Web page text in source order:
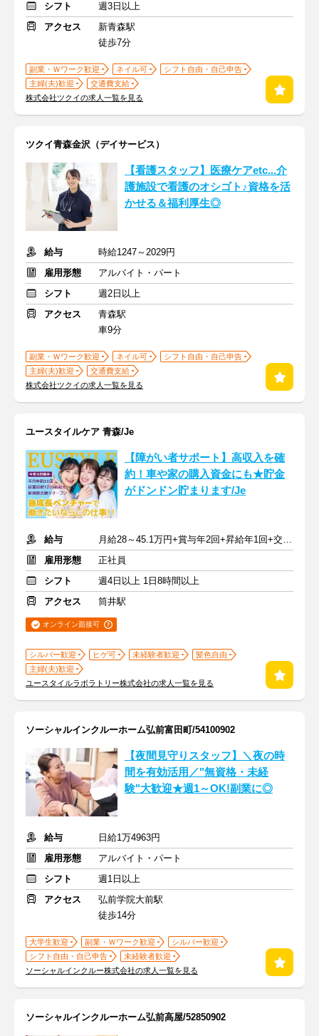
シフト
週3日以上
アクセス
新青森駅
徒歩7分
副業・Ｗワーク歓迎 ネイル可
シフト自由・自己申告
主婦(夫)歓迎
交通費支給
株式会社ツクイの求人一覧を見る
ツクイ青森金沢（デイサービス）
【看護スタッフ】医療ケアetc...介
護施設で看護のオシゴト♪資格を活
かせる＆福利厚生◎
給与
時給1247～2029円
雇用形態
アルバイト・パート
シフト
週2日以上
アクセス
青森駅
車9分
副業・Ｗワーク歓迎 ネイル可
シフト自由・自己申告
主婦(夫)歓迎
交通費支給
株式会社ツクイの求人一覧を見る
ユースタイルケア 青森/Je
【障がい者サポート】高収入を確
約！車や家の購入資金にも★貯金
がドンドン貯まります/Je
給与
月給28～45.1万円+賞与年2回+昇給年1回+交通費全額
雇用形態
正社員
シフト
週4日以上 1日8時間以上
アクセス
筒井駅
オンライン面接可
シルバー歓迎 ヒゲ可 未経験者歓迎
髪色自由
主婦(夫)歓迎
ユースタイルラボラトリー株式会社の求人一覧を見る
ソーシャルインクルーホーム弘前富田町/54100902
【夜間見守りスタッフ】＼夜の時
間を有効活用／"無資格・未経
験"大歓迎★週1～OK!副業に◎
給与
日給1万4963円
雇用形態
アルバイト・パート
シフト
週1日以上
アクセス
弘前学院大前駅
徒歩14分
大学生歓迎 副業・Ｗワーク歓迎
シルバー歓迎
シフト自由・自己申告
未経験者歓迎
ソーシャルインクルー株式会社の求人一覧を見る
ソーシャルインクルーホーム弘前高屋/52850902